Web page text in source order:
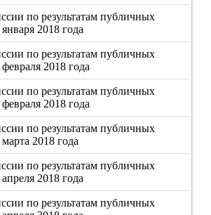
по результатам публичных
2018 года
по результатам публичных
2018 года
по результатам публичных
2018 года
по результатам публичных
2018 года
по результатам публичных
2018 года
по результатам публичных